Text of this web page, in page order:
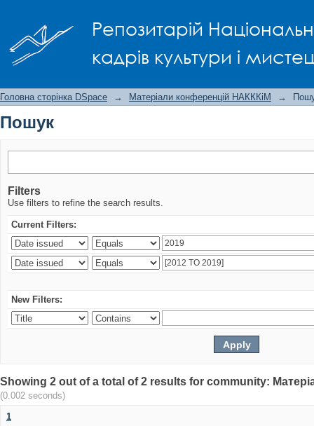
Репозитарій
кадрів культури і
Головна сторінка DSpace → Матеріали конференцій НАКККіМ →
Пошук
Filters
Use filters to refine the search results.
Current Filters:
New Filters:
Showing 2 out of a total of 2 results for community:
(0.002 seconds)
1